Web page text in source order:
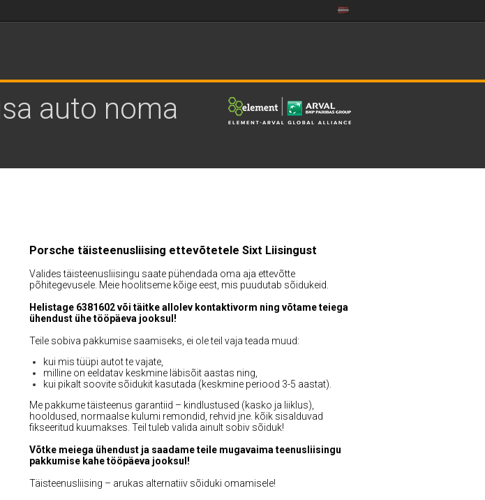
auto noma
Porsche täisteenusliising ettevõtetele Sixt Liisingust
Valides täisteenusliisingu saate pühendada oma aja ettevõtte
põhitegevusele. Meie hoolitseme kõige eest, mis puudutab sõidukeid.
Helistage 6381602 või täitke allolev kontaktivorm ning võtame teiega
ühendust ühe tööpäeva jooksul!
Teile sobiva pakkumise saamiseks, ei ole teil vaja teada muud:
kui mis tüüpi autot te vajate,
milline on eeldatav keskmine läbisõit aastas ning,
kui pikalt soovite sõidukit kasutada (keskmine periood 3-5 aastat).
Me pakkume täisteenus garantiid – kindlustused (kasko ja liiklus),
hooldused, normaalse kulumi remondid, rehvid jne. kõik sisalduvad
fikseeritud kuumakses. Teil tuleb valida ainult sobiv sõiduk!
Võtke meiega ühendust ja saadame teile mugavaima teenusliisingu
pakkumise kahe tööpäeva jooksul!
Täisteenusliising – arukas alternatiiv sõiduki omamisele!